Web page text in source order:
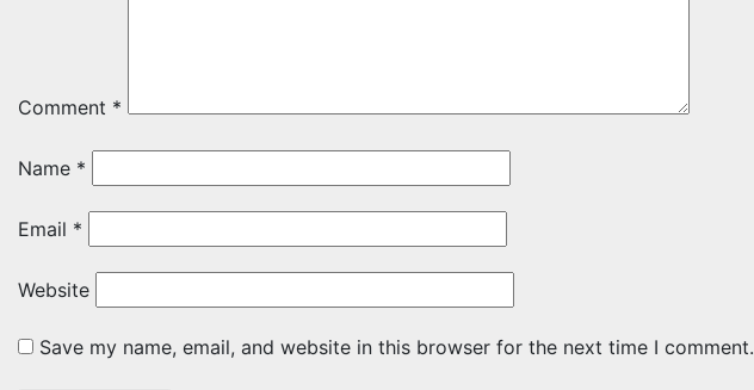
Comment *
Name *
Email *
Website
Save my name, email, and website in this browser for the next time I comment.